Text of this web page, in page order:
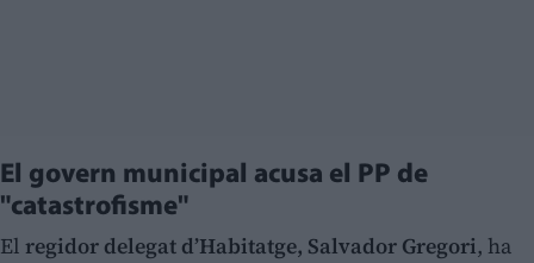
El govern municipal acusa el PP de
"catastrofisme"
El regidor delegat d’Habitatge, Salvador Gregori, ha